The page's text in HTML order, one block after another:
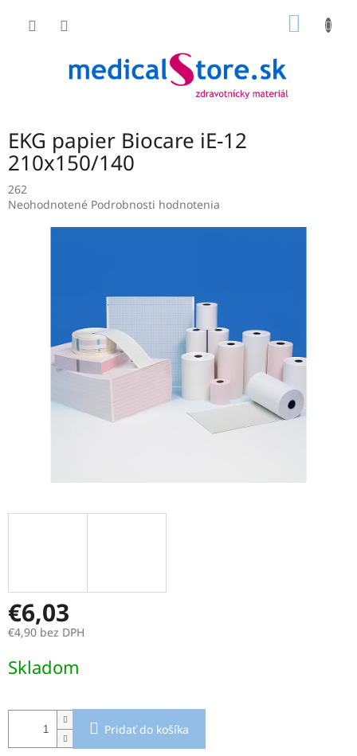
EKG papier Biocare iE-12
210x150/140
262
Priemerné
Neohodnotené Podrobnosti hodnotenia
€6,03
€4,90 bez DPH
cena:
Skladom
Pridať do košíka